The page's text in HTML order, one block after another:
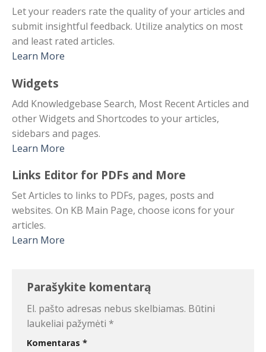
Let your readers rate the quality of your articles and
submit insightful feedback. Utilize analytics on most
and least rated articles.
Learn More
Widgets
Add Knowledgebase Search, Most Recent Articles and
other Widgets and Shortcodes to your articles,
sidebars and pages.
Learn More
Links Editor for PDFs and More
Set Articles to links to PDFs, pages, posts and
websites. On KB Main Page, choose icons for your
articles.
Learn More
Parašykite komentarą
El. pašto adresas nebus skelbiamas. Būtini
laukeliai pažymėti *
Komentaras *